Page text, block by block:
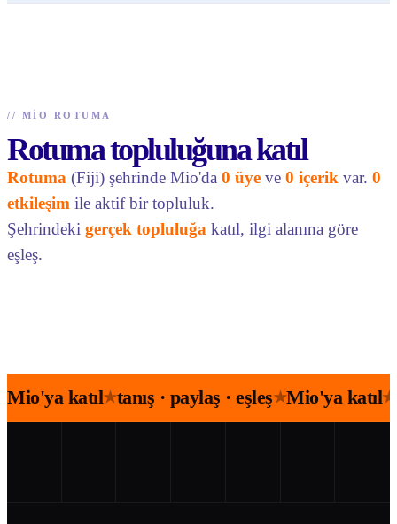
// MIO ROTUMA
Rotuma topluluğuna katıl
Rotuma (Fiji) şehrinde Mio'da 0 üye ve 0 içerik var. 0
etkileşim ile aktif bir topluluk.
Şehrindeki gerçek topluluğa katıl, ilgi alanına göre
eşleş.
Mio'ya katıl★tanış · paylaş · eşleş★Mio'ya katıl★